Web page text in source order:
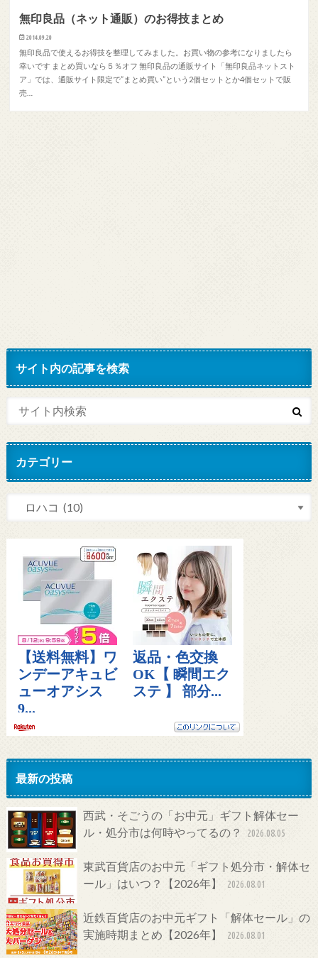
無印良品（ネット通販）のお得技まとめ
2014.09.20
無印良品で使えるお得技を整理してみました。お買い物の参考になりましたら
幸いです まとめ買いなら５％オフ 無印良品の通販サイト「無印良品ネットスト
ア」では、通販サイト限定で”まとめ買い”という2個セットとか4個セットで販
売…
サイト内の記事を検索
カテゴリー
最新の投稿
西武・そごうの「お中元」ギフト解体セー
ル・処分市は何時やってるの？
2026.08.05
東武百貨店のお中元「ギフト処分市・解体セ
ール」はいつ？【2026年】
2026.08.01
近鉄百貨店のお中元ギフト「解体セール」の
実施時期まとめ【2026年】
2026.08.01